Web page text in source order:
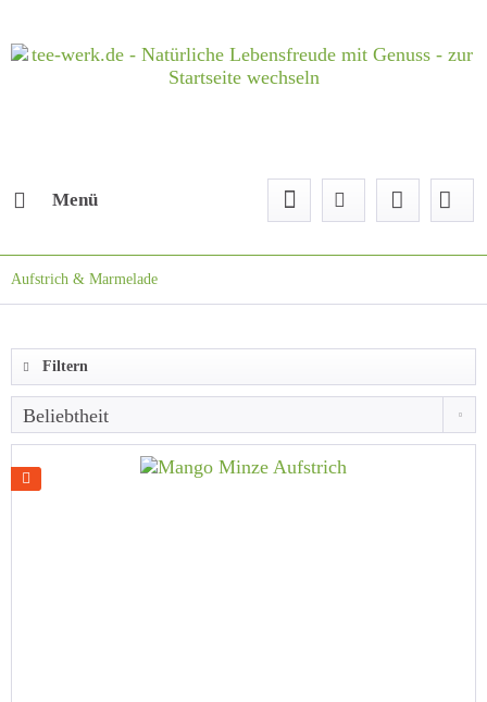
Menü
Aufstrich & Marmelade
Filtern